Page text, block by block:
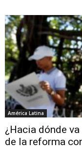
América Latina
¿Hacia dónde
de la reforma